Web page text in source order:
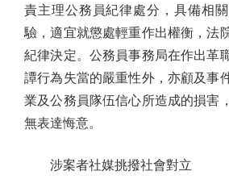
責主理公務員紀律處分，具備相
驗，適宜就懲處輕重作出權衡，法
紀律決定。公務員事務局在作出革
譚行為失當的嚴重性外，亦顧及事
業及公務員隊伍信心所造成的損害
無表達悔意。
涉案者社媒挑撥社會對立